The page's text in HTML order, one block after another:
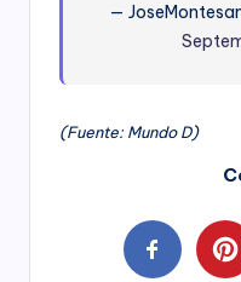
—
(Fuente: Mundo D)